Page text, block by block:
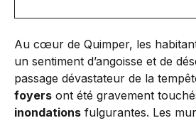
Au cœur de Quimper, les
un sentiment d’angoisse et de
passage dévastateur de la
foyers ont été gravement
inondations fulgurantes. Les